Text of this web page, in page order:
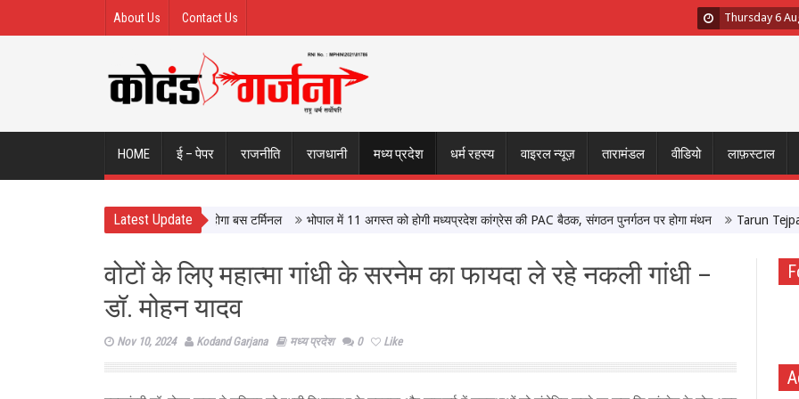
About Us Contact Us Thursday 6
HOME ई – पेपर राजनीति राजधानी मध्य प्रदेश धर्म रहस्य वाइरल न्यूज़ तारामंडल वीडियो लाफ़स्टाल
Latest Update
ISBT, आधुनिक सुविधाओं से लैस होगा बस टर्मिनल भोपाल में 11 अगस्त को होगी मध्यप्रदेश कांग्रेस की PAC बैठक, संगठन पुनर्गठन पर होगा मंथन Tarun Tejpal
वोटों के लिए महात्मा गांधी के सरनेम का फायदा ले रहे नकली गांधी –
डॉ. मोहन यादव
Nov 10, 2024 Kodand Garjana मध्य प्रदेश 0 Like